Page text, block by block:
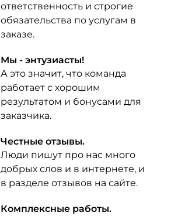
ответственность и строгие
обязательства по услугам в
заказе.
Мы - энтузиасты!
А это значит, что команда
работает с хорошим
результатом и бонусами для
заказчика.
Честные отзывы.
Люди пишут про нас много
добрых слов и в интернете, и
в разделе отзывов на сайте.
Комплексные работы.